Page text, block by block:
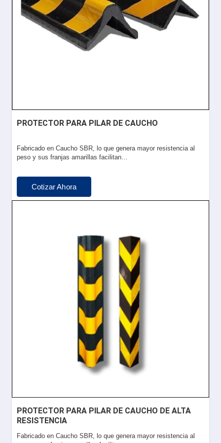
PROTECTOR PARA PILAR DE CAUCHO
Fabricado en Caucho SBR, lo que genera mayor resistencia al
peso y sus franjas amarillas facilitan…
Cotizar Ahora
PROTECTOR PARA PILAR DE CAUCHO DE ALTA
RESISTENCIA
Fabricado en Caucho SBR, lo que genera mayor resistencia al